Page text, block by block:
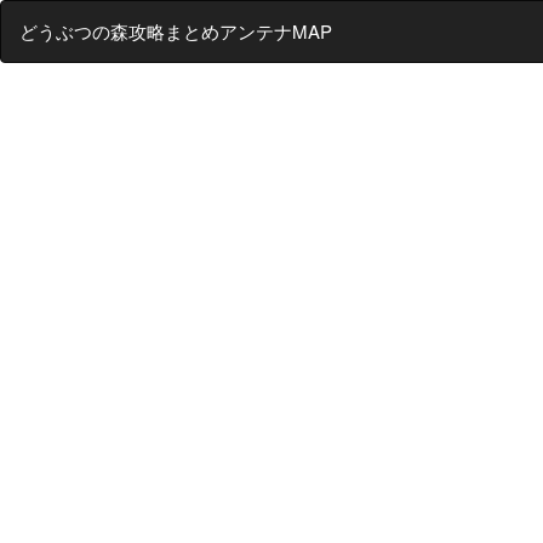
どうぶつの森攻略まとめアンテナMAP